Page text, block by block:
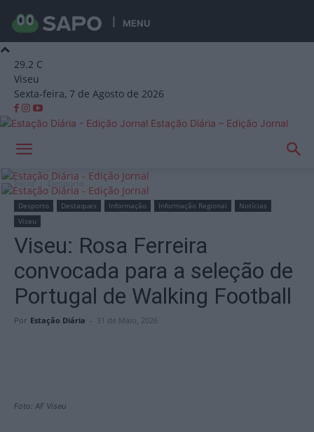
MENU
29.2 C
Viseu
Sexta-feira, 7 de Agosto de 2026
Estação Diária – Edição Jornal
Início Desporto
Desporto Destaques Informação Informação Regional
Notícias
Viseu
Viseu: Rosa Ferreira
convocada para a seleção de
Portugal de Walking Football
Por Estação Diária - 31 de Maio, 2026
Foto: AF Viseu